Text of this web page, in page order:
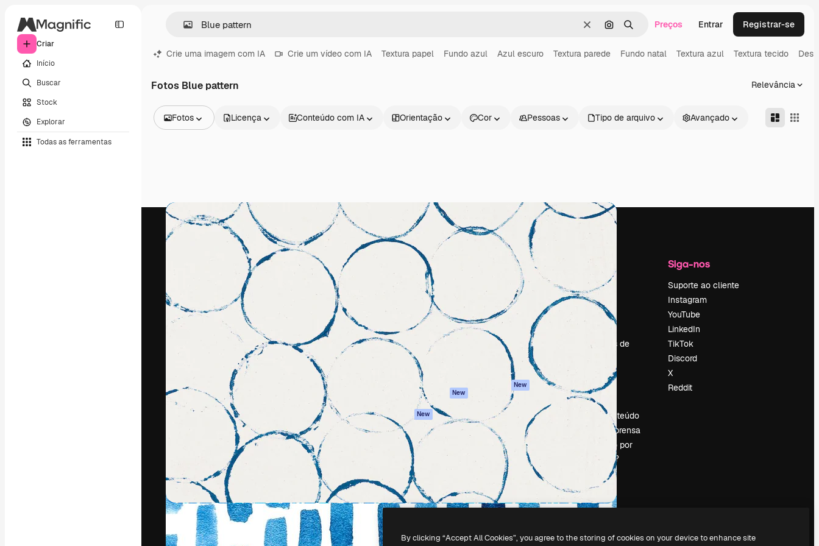
Criar
Início
Buscar
Stock
Explorar
Todas as ferramentas
LimparPesquisar por imagem
BuscarPreços Entrar Registrar-se
Crie uma imagem com IA Crie um vídeo com IA Textura papel Fundo azul Azul escuro Textura parede Fundo natal Textura azul Textura tecido
Fotos Blue pattern Relevância
Fotos
Vídeos
Clipes de vídeo
Animações
Modelos de vídeos
Licença Conteúdo com IA Orientação Cor Pessoas Tipo de arquivo Avançado
A plataforma criativa para você direcionar
seu melhor trabalho. Mais de 1 milhão de
assinantes entre criativos, empresas,
agências e estúdios.
Português
Produtos
Spaces
Assistente de IA
Gerador de
imagens
Gerador de vídeos
Texto para voz
Conteúdo de stock
MCP para
Claude/ChatGPT
New
Agentes New
API
App móvel
Todas as
ferramentas
Começar
Documentação
Atendimento
Termos e
condições
Política de
privacidade
New
Política de cookies
Central de
confiabilidade
Afiliados
Empresas
Empresa
Preços
Sobre nós
Reviews
Tendências de
Eventos
Slidesgo
Vender conteúdo
Sala de imprensa
Procurando por
magnific.ai?
Siga-nos
Suporte ao cliente
Instagram
YouTube
LinkedIn
TikTok
Discord
X
Reddit
Copyright © 2010-2026 Freepik Company S.L.U. Todos os direitos reservados.
By clicking “Accept All Cookies”, you agree to the storing of cookies on your device to enhance site